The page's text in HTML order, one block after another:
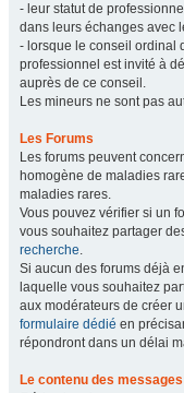
- leur statut de
dans leurs échanges avec
- lorsque le conseil ordinal
professionnel est invité à
auprès de ce conseil.
Les mineurs ne sont pas
Les Forums
Les forums peuvent
homogène de maladies
maladies rares.
Vous pouvez vérifier si un
vous souhaitez partager
recherche.
Si aucun des forums déjà
laquelle vous souhaitez
aux modérateurs de créer
formulaire dédié en
répondront dans un délai
Le contenu des